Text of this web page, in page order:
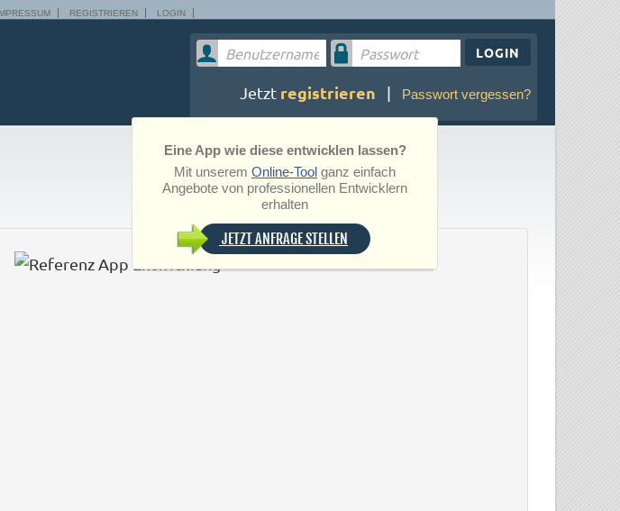
REGISTRIEREN LOGIN
LOGIN
Jetzt registrieren | Passwort vergessen?
Eine App wie diese entwicklen lassen?
Mit unserem Online-Tool ganz einfach
Angebote von professionellen Entwicklern
erhalten
JETZT ANFRAGE STELLEN